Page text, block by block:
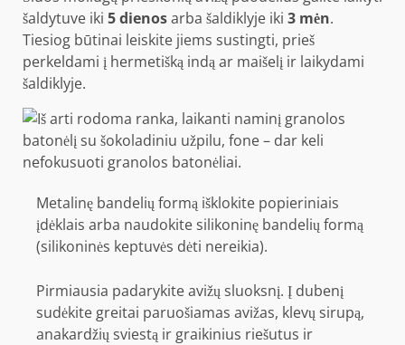
šaldytuve iki 5 dienosarba šaldiklyje iki 3 mėn.
Tiesiog būtinai leiskite jiems sustingti, prieš
perkeldami į hermetišką indą ar maišelį ir laikydami
šaldiklyje.
Metalinę bandelių formą išklokite popieriniais
įdėklais arba naudokite silikoninę bandelių formą
(silikoninės keptuvės dėti nereikia).
Pirmiausia padarykite avižų sluoksnį. Į dubenį
sudėkite greitai paruošiamas avižas, klevų sirupą,
anakardžių sviestą ir graikinius riešutus ir